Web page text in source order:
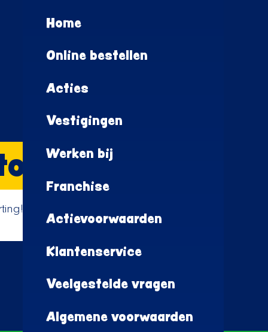
Home
Online bestellen
Acties
Vestigingen
Werken bij
Franchise
Actievoorwaarden
Klantenservice
Veelgestelde vragen
Algemene voorwaarden